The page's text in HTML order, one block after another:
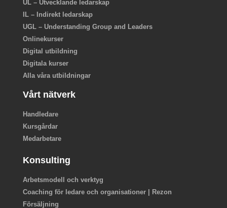
UL – Utvecklande ledarskap
IL – Indirekt ledarskap
UGL – Understanding Group and Leaders
Onlinekurser
Digital utbildning
Digitala kurser
Alla våra utbildningar
Vårt nätverk
Handledare
Kursgårdar
Medarbetare
Konsulting
Arbetsmodell och verktyg
Coaching för ledare och organisationer | Rezon
Försäljning